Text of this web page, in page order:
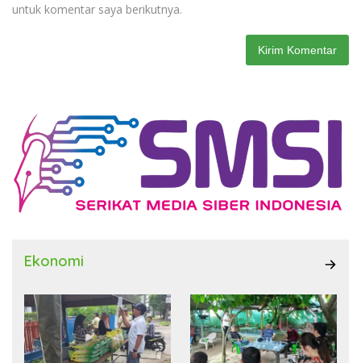
untuk komentar saya berikutnya.
Ekonomi